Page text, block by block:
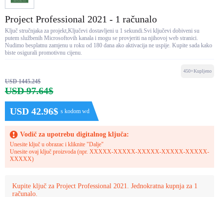
Project Professional 2021 - 1 računalo
Ključ stručnjaka za projekt,Ključevi dostavljeni u 1 sekundi.Svi ključevi dobiveni su
putem službenih Microsoftovih kanala i mogu se provjeriti na njihovoj web stranici.
Nudimo besplatnu zamjenu u roku od 180 dana ako aktivacija ne uspije. Kupite sada kako
biste osigurali promotivnu cijenu.
USD 1445.24$
USD 97.64$
USD 42.96$ s kodom wd
450+Kupljeno
Vodič za upotrebu digitalnog ključa:
Unesite ključ u obrazac i kliknite "Dalje"
Unesite ovaj ključ proizvoda (npr. XXXXX-XXXXX-XXXXX-XXXXX-XXXXX-
XXXXX)
Kupite ključ za Project Professional 2021. Jednokratna kupnja za 1
računalo.